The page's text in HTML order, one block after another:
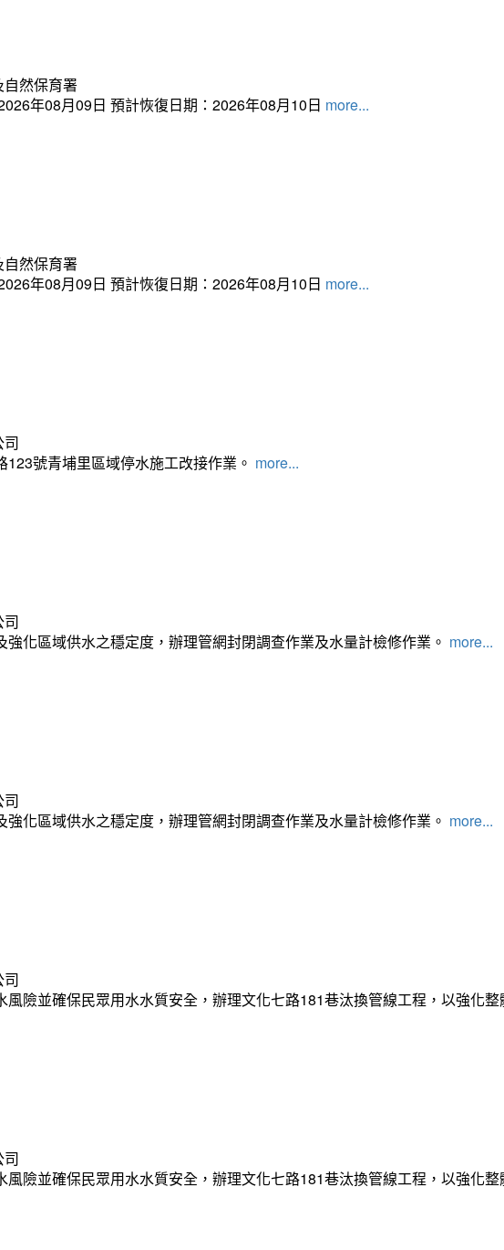
然保育署
年08月09日 預計恢復日期：2026年08月10日 more...
然保育署
年08月09日 預計恢復日期：2026年08月10日 more...
司
號青埔里區域停水施工改接作業。 more...
司
化區域供水之穩定度，辦理管網封閉調查作業及水量計檢修作業。 more...
司
化區域供水之穩定度，辦理管網封閉調查作業及水量計檢修作業。 more...
司
險並確保民眾用水水質安全，辦理文化七路181巷汰換管線工程，以強化
司
險並確保民眾用水水質安全，辦理文化七路181巷汰換管線工程，以強化